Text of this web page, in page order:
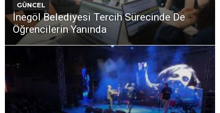
GÜNCEL
İnegöl Belediyesi Tercih Sürecinde De
Öğrencilerin Yanında